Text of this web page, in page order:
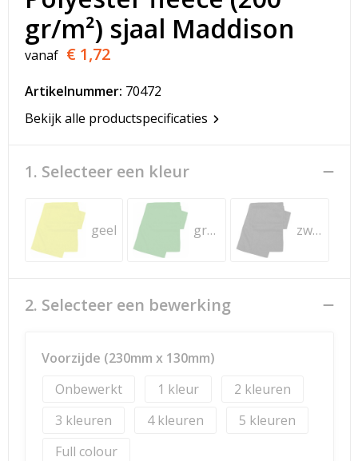
T-Shirts
Veiligheidsvesten en Veiligheidshesjes
Vesten
Werkkleding sets
Gehoorbescherming
gr/m²) sjaal Maddison
vanaf € 1,72
Artikelnummer: 70472
Bekijk alle productspecificaties
1. Selecteer een kleur
geel groen zwart
2. Selecteer een bewerking
Voorzijde (230mm x 130mm)
Onbewerkt
1
2
3
4
5
Full colour